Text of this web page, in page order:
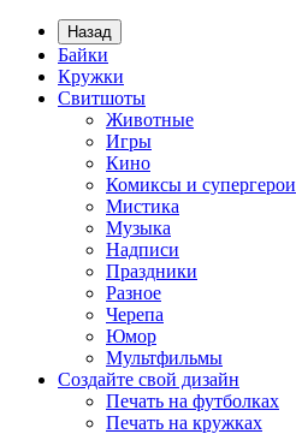
Назад
Байки
Кружки
Свитшоты
Животные
Игры
Кино
Комиксы и супергерои
Мистика
Музыка
Надписи
Праздники
Разное
Черепа
Юмор
Мультфильмы
Создайте свой дизайн
Печать на футболках
Печать на кружках